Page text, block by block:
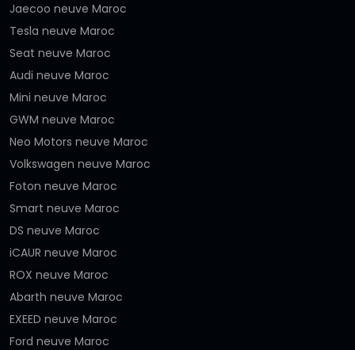
Jaecoo neuve Maroc
Tesla neuve Maroc
Seat neuve Maroc
Audi neuve Maroc
Mini neuve Maroc
GWM neuve Maroc
Neo Motors neuve Maroc
Volkswagen neuve Maroc
Foton neuve Maroc
Smart neuve Maroc
DS neuve Maroc
iCAUR neuve Maroc
ROX neuve Maroc
Abarth neuve Maroc
EXEED neuve Maroc
Ford neuve Maroc